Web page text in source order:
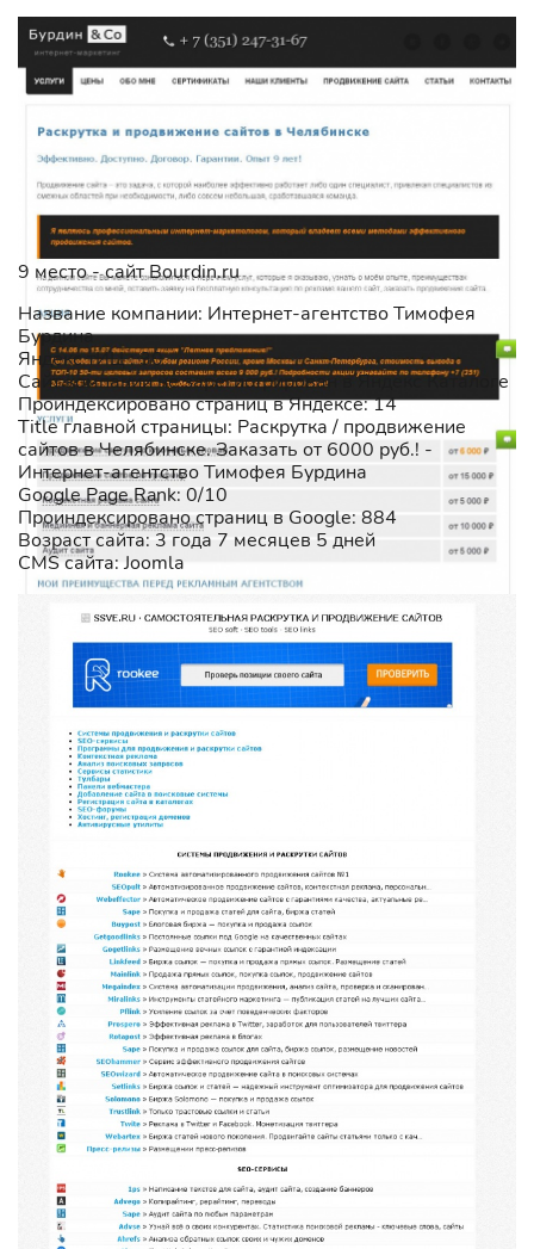
9 место - сайт Bourdin.ru
Название компании: Интернет-агентство Тимофея
Бурдина
Яндекс тИЦ : 30
Сайт компании не зарегистрирован в Яндекс Каталоге
Проиндексировано страниц в Яндексе: 14
Title главной страницы: Раскрутка / продвижение
сайтов в Челябинске. Заказать от 6000 руб.! -
Интернет-агентство Тимофея Бурдина
Google Page Rank: 0/10
Проиндексировано страниц в Google: 884
Возраст сайта: 3 года 7 месяцев 5 дней
CMS сайта: Joomla